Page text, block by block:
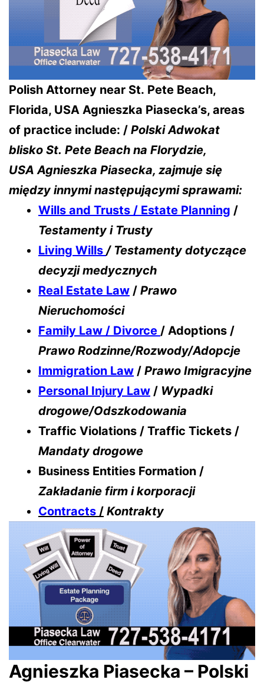
Polish Attorney near St. Pete Beach,
Florida, USA Agnieszka Piasecka’s, areas
of practice include: / Polski Adwokat
blisko St. Pete Beach na Florydzie,
USAAgnieszka Piasecka, zajmuje się
między innymi następującymi sprawami:
Wills and Trusts / Estate Planning /
Testamenty i Trusty
Living Wills / Testamenty dotyczące
decyzji medycznych
Real Estate Law / Prawo
Nieruchomości
Family Law / Divorce / Adoptions /
Prawo Rodzinne/Rozwody/Adopcje
Immigration Law / Prawo Imigracyjne
Personal Injury Law / Wypadki
drogowe/Odszkodowania
Traffic Violations / Traffic Tickets /
Mandaty drogowe
Business Entities Formation /
Zakładanie firm i korporacji
Contracts / Kontrakty
Agnieszka Piasecka – Polski